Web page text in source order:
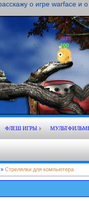
о игре warface
ФЛЕШ ИГРЫ
» Стрелялки для компьютера